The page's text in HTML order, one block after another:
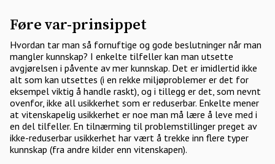
Føre var-prinsippet
Hvordan tar man så fornuftige og gode beslutninger når man
mangler kunnskap? I enkelte tilfeller kan man utsette
avgjørelsen i påvente av mer kunnskap. Det er imidlertid ikke
alt som kan utsettes (i en rekke miljøproblemer er det for
eksempel viktig å handle raskt), og i tillegg er det, som nevnt
ovenfor, ikke all usikkerhet som er reduserbar. Enkelte mener
at vitenskapelig usikkerhet er noe man må lære å leve med i
en del tilfeller. En tilnærming til problemstillinger preget av
ikke-reduserbar usikkerhet har vært å trekke inn flere typer
kunnskap (fra andre kilder enn vitenskapen).